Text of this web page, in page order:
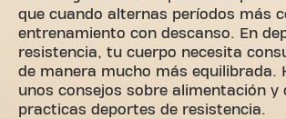
que cuando alternas períodos más
entrenamiento con descanso. En
resistencia, tu cuerpo necesita
de manera mucho más equilibrada.
unos consejos sobre alimentación y
practicas deportes de resistencia.